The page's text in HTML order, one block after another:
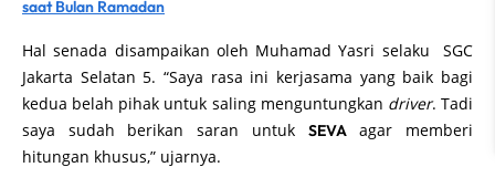
saat Bulan Ramadan
Hal senada disampaikan oleh Muhamad Yasri selaku SGC
Jakarta Selatan 5. “Saya rasa ini kerjasama yang baik bagi
kedua belah pihak untuk saling menguntungkan driver. Tadi
saya sudah berikan saran untuk SEVAagar memberi
hitungan khusus,” ujarnya.